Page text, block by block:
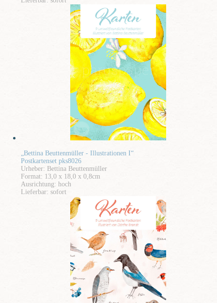
„Bettina Beuttenmüller - Illustrationen I“
Postkartenset pks8026
Urheber: Bettina Beuttenmüller
Format: 13,0 x 18,0 x 0,8cm
Ausrichtung: hoch
Lieferbar: sofort